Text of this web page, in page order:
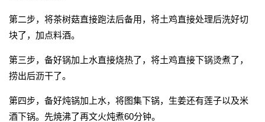
第二步，将茶树菇直接跑法后备用，将土鸡直接处理后洗好切
块了，加点料酒。
第三步，备好锅加上水直接烧热了，将土鸡直接下锅烫煮了，
捞出后沥干了。
第四步，备好炖锅加上水，将图集下锅，生姜还有莲子以及米
酒下锅。先焼沸了再文火炖煮60分钟。